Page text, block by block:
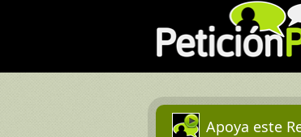
Apoya este